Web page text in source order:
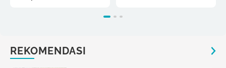
REKOMENDASI